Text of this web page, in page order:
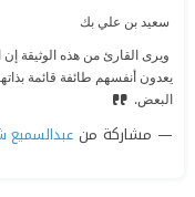
‫ سعيد بن علي بك
ويرى القارئ من هذه الوثيقة إن
يعدون أنفسهم طائفة قائمة
البعض.
مشاركة من عبدالسميع